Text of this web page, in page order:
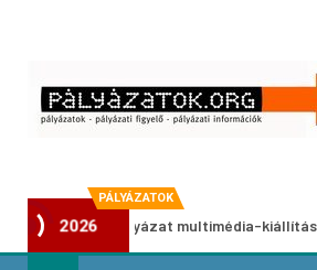
PÁLYÁZATOK
2026
pályázat multimédia-kiállításhoz